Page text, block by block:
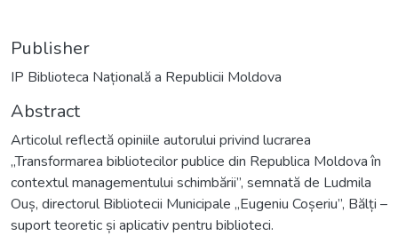
Publisher
IP Biblioteca Națională a Republicii Moldova
Abstract
Articolul reflectă opiniile autorului privind lucrarea
„Transformarea bibliotecilor publice din Republica Moldova în
contextul managementului schimbării”, semnată de Ludmila
Ouș, directorul Bibliotecii Municipale „Eugeniu Coșeriu”, Bălți –
suport teoretic și aplicativ pentru biblioteci.